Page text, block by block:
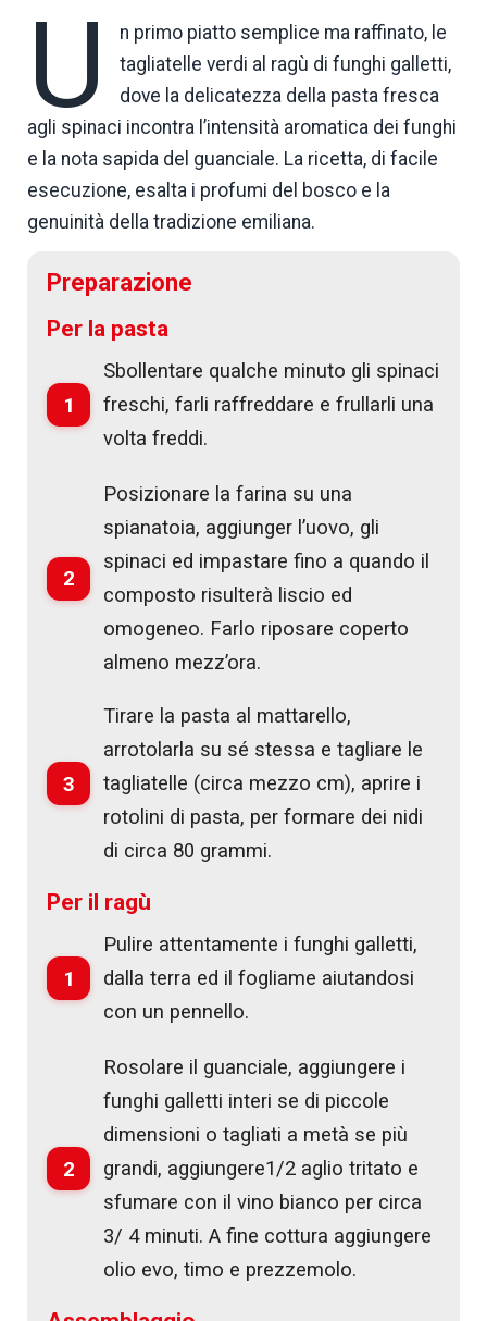
U
n primo piatto semplice ma raffinato, le
tagliatelle verdi al ragù di funghi galletti,
dove la delicatezza della pasta fresca
agli spinaci incontra l’intensità aromatica dei funghi
e la nota sapida del guanciale. La ricetta, di facile
esecuzione, esalta i profumi del bosco e la
genuinità della tradizione emiliana.
Preparazione
Per la pasta
1
Sbollentare qualche minuto gli spinaci
freschi, farli raffreddare e frullarli una
volta freddi.
2
Posizionare la farina su una
spianatoia, aggiunger l’uovo, gli
spinaci ed impastare fino a quando il
composto risulterà liscio ed
omogeneo. Farlo riposare coperto
almeno mezz’ora.
3
Tirare la pasta al mattarello,
arrotolarla su sé stessa e tagliare le
tagliatelle (circa mezzo cm), aprire i
rotolini di pasta, per formare dei nidi
di circa 80 grammi.
Per il ragù
1
Pulire attentamente i funghi galletti,
dalla terra ed il fogliame aiutandosi
con un pennello.
2
Rosolare il guanciale, aggiungere i
funghi galletti interi se di piccole
dimensioni o tagliati a metà se più
grandi, aggiungere1/2 aglio tritato e
sfumare con il vino bianco per circa
3/ 4 minuti. A fine cottura aggiungere
olio evo, timo e prezzemolo.